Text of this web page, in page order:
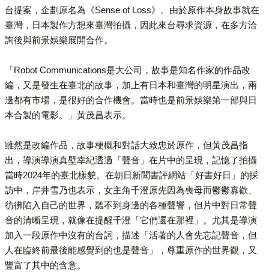
台提案，企劃原名為《Sense of Loss》。由於原作本身故事就在
臺灣，日本製作方想來臺灣拍攝，因此來台尋求資源，在多方洽
詢後與前景娛樂展開合作。
「Robot Communications是大公司，故事是知名作家的作品改
編，又是發生在臺北的故事，加上有日本和臺灣的明星演出，兩
邊都有市場，是很好的合作機會。當時也是前景娛樂第一部與日
本合製的電影。」黃茂昌表示。
雖然是改編作品，故事梗概和對話大致忠於原作，但黃茂昌指
出，導演導演真壁幸紀透過「聲音」在片中的呈現，記憶了拍攝
當時2024年的臺北樣貌。在朝日新聞書評網站「好書好日」的採
訪中，岸井雪乃也表示，女主角千澄原先因為喪母而鬱鬱寡歡、
彷彿陷入自己的世界，聽不到身邊的各種聲響，但片中對日常聲
音的清晰呈現，就像在提醒千澄「它們還在那裡」。尤其是導演
加入一段原作中沒有的台詞，描述「活著的人會先忘記聲音，但
人在臨終前最後能感覺到的也是聲音」，尊重原作的世界觀，又
豐富了其中的含意。